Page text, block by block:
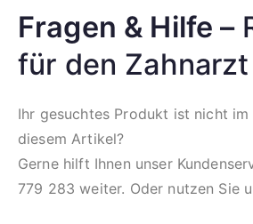
Fragen & Hilfe –
für den Zahnarzt
Ihr gesuchtes Produkt ist nicht
diesem Artikel?
Gerne hilft Ihnen unser
779 283 weiter. Oder nutzen Sie